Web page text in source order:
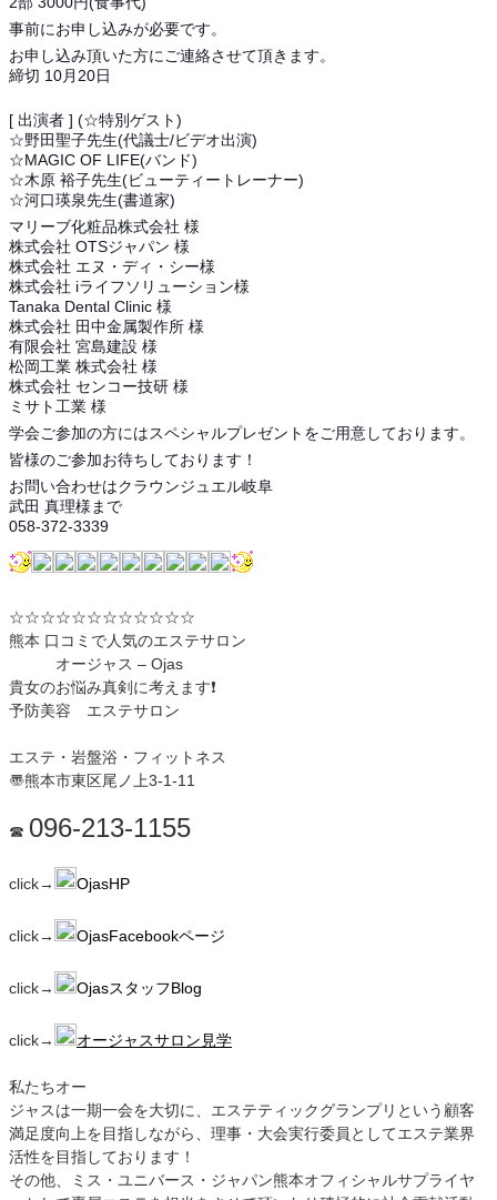
事前にお申し込みが必要です。
お申し込み頂いた方にご連絡させて頂きます。
締切 10月20日
[ 出演者 ] (☆特別ゲスト)
☆野田聖子先生(代議士/ビデオ出演)
☆MAGIC OF LIFE(バンド)
☆木原 裕子先生(ビューティートレーナー)
☆河口瑛泉先生(書道家)
マリーブ化粧品株式会社 様
株式会社 OTSジャパン 様
株式会社 エヌ・ディ・シー様
株式会社 iライフソリューション様
Tanaka Dental Clinic 様
株式会社 田中金属製作所 様
有限会社 宮島建設 様
松岡工業 株式会社 様
株式会社 センコー技研 様
ミサト工業 様
学会ご参加の方にはスペシャルプレゼントをご用意しております。
皆様のご参加お待ちしております！
お問い合わせはクラウンジュエル岐阜
武田 真理様まで
058-372-3339
☆☆☆☆☆☆☆☆☆☆☆☆
熊本 口コミで人気のエステサロン
オージャス – Ojas
貴女のお悩み真剣に考えます❗️
予防美容 エステサロン
エステ・岩盤浴・フィットネス
〠熊本市東区尾ノ上3-1-11
☎︎ 096-213-1155
click→ OjasHP
click→ OjasFacebookページ
click→ OjasスタッフBlog
click→ オージャスサロン見学
私たちオー
ジャスは一期一会を大切に、エステティックグランプリという顧客
満足度向上を目指しながら、理事・大会実行委員としてエステ業界
活性を目指しております！
その他、ミス・ユニバース・ジャパン熊本オフィシャルサプライヤ